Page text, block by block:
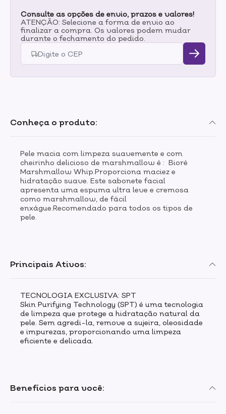
Consulte as opções de envio, prazos e valores!
ATENÇÃO: Selecione a forma de envio ao
finalizar a compra. Os valores podem mudar
durante o fechamento do pedido.
Benefícios para você:
Principais Ativos:
TECNOLOGIA EXCLUSIVA: SPT
Skin Purifying Technology (SPT) é uma tecnologia
de limpeza que protege a hidratação natural da
pele. Sem agredi-la, remove a sujeira, oleosidade
e impurezas, proporcionando uma limpeza
eficiente e delicada.
Conheça o produto:
Pele macia com limpeza suavemente e com
cheirinho delicioso de marshmallow é : Bioré
Marshmallow Whip.Proporciona maciez e
hidratação suave. Este sabonete facial
apresenta uma espuma ultra leve e cremosa
como marshmallow, de fácil
enxágue.Recomendado para todos os tipos de
pele.